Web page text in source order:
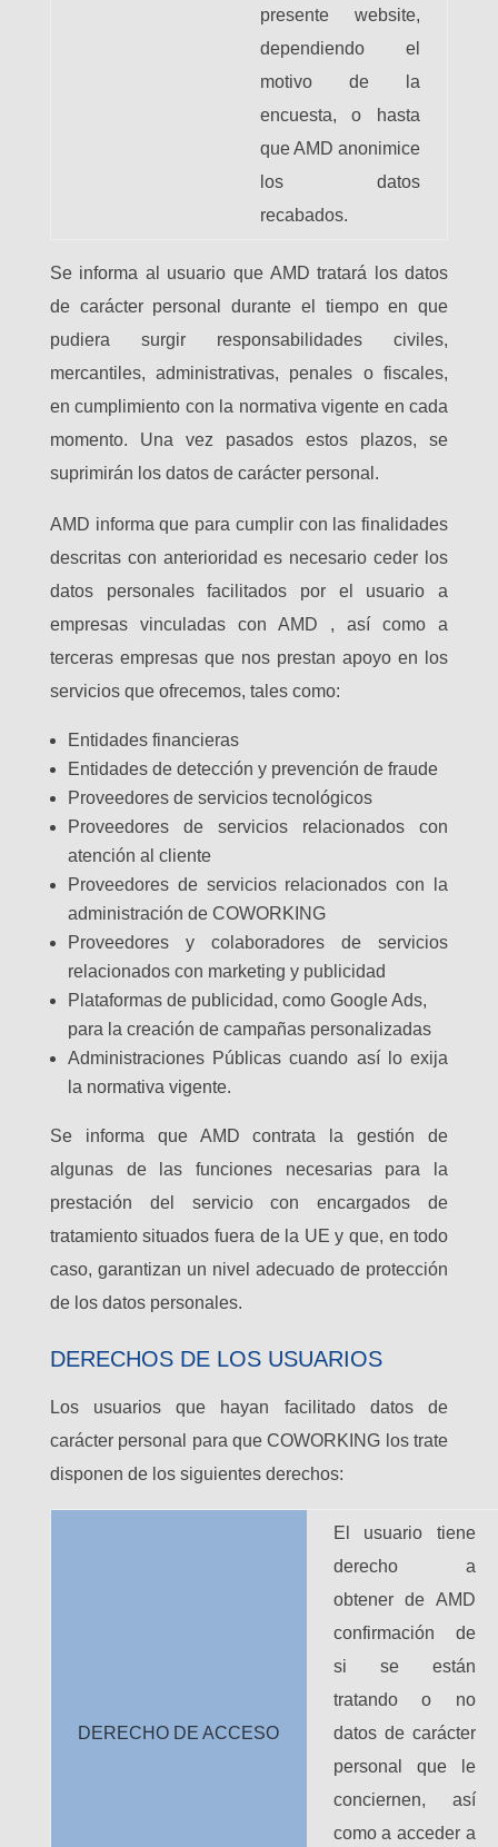
presente website,
dependiendo el
motivo de la
encuesta, o hasta
que AMD anonimice
los datos
recabados.
Se informa al usuario que AMD tratará los datos
de carácter personal durante el tiempo en que
pudiera surgir responsabilidades civiles,
mercantiles, administrativas, penales o fiscales,
en cumplimiento con la normativa vigente en cada
momento. Una vez pasados estos plazos, se
suprimirán los datos de carácter personal.
AMD informa que para cumplir con las finalidades
descritas con anterioridad es necesario ceder los
datos personales facilitados por el usuario a
empresas vinculadas con AMD , así como a
terceras empresas que nos prestan apoyo en los
servicios que ofrecemos, tales como:
Entidades financieras
Entidades de detección y prevención de fraude
Proveedores de servicios tecnológicos
Proveedores de servicios relacionados con
atención al cliente
Proveedores de servicios relacionados con la
administración de COWORKING
Proveedores y colaboradores de servicios
relacionados con marketing y publicidad
Plataformas de publicidad, como Google Ads,
para la creación de campañas personalizadas
Administraciones Públicas cuando así lo exija
la normativa vigente.
Se informa que AMD contrata la gestión de
algunas de las funciones necesarias para la
prestación del servicio con encargados de
tratamiento situados fuera de la UE y que, en todo
caso, garantizan un nivel adecuado de protección
de los datos personales.
DERECHOS DE LOS USUARIOS
Los usuarios que hayan facilitado datos de
carácter personal para que COWORKING los trate
disponen de los siguientes derechos:
DERECHO DE ACCESO
El usuario tiene
derecho a
obtener de AMD
confirmación de
si se están
tratando o no
datos de carácter
personal que le
conciernen, así
como a acceder a